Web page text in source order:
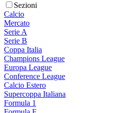
Sezioni
Calcio
Mercato
Serie A
Serie B
Coppa Italia
Champions League
Europa League
Conference League
Calcio Estero
Supercoppa Italiana
Formula 1